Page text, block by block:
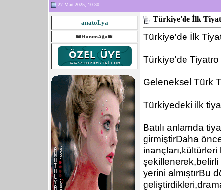
27 Mart 2025, 10:30
anatoLya
👑HanımAğa👑
Türkiye'de İlk
Türkiye'de İlk
Türkiye'de Tiyatro
Geleneksel Türk
Türkiyedeki ilk
Batılı anlamda
girmiştirDaha
şekillenerek,belirli
yerini almıştırBu